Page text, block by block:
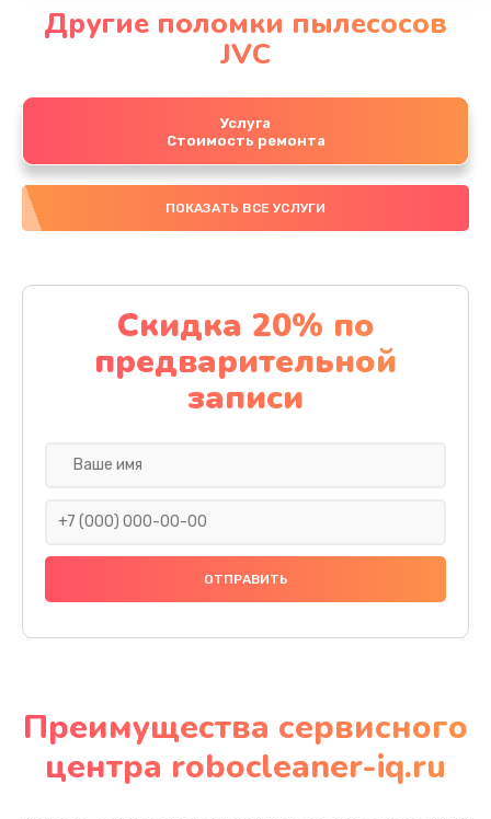
Другие поломки пылесосов
JVC
Услуга
Стоимость ремонта
ПОКАЗАТЬ ВСЕ УСЛУГИ
Скидка 20% по
предварительной
записи
Преимущества сервисного
центра robocleaner-iq.ru